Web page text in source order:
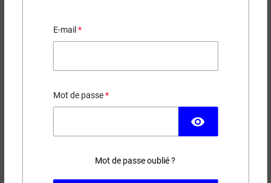
E-mail
Mot de passe
visibility
Mot de passe oublié ?
(11 avis)
Pour Precisio Sub-ohm
9,90 €